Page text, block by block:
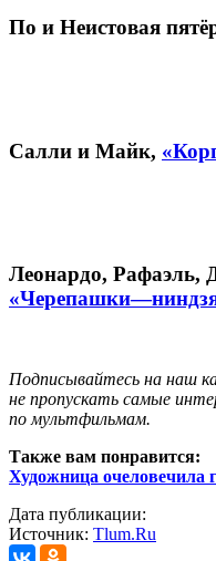
По и Неистовая
Салли и Майк,
Леонардо, Рафаэль,
Подписывайтесь на наш
не пропускать самые
по мультфильмам.
Также вам понравится:
Художница очеловечила
Дата публикации:
Источник: Tlum.Ru